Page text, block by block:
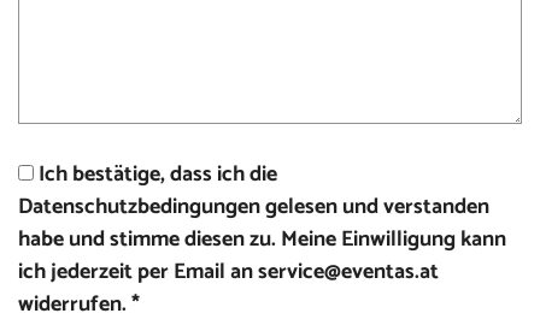
Ich bestätige, dass ich die
Datenschutzbedingungen gelesen und verstanden
habe und stimme diesen zu. Meine Einwilligung kann
ich jederzeit per Email anservice@eventas.at
widerrufen.*